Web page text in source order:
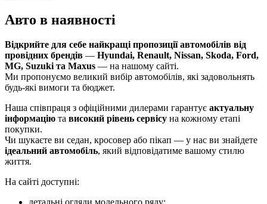
Авто в наявності
Відкрийте для себе найкращі пропозиції автомобілів від
провідних брендів — Hyundai, Renault, Nissan, Skoda, Ford,
MG, Suzuki та Maxus — на нашому сайті.
Ми пропонуємо великий вибір автомобілів, які задовольнять
будь-які вимоги та бюджет.
Наша співпраця з офіційними дилерами гарантує актуальну
інформацію та високий рівень сервісу на кожному етапі
покупки.
Чи шукаєте ви седан, кросовер або пікап — у нас ви знайдете
ідеальний автомобіль, який відповідатиме вашому стилю
життя.
На сайті доступні: